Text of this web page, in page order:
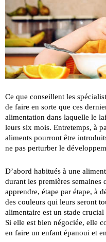
Ce que conseillent les
de faire en sorte que ces
alimentation dans laquelle le
leurs six mois. Entretemps, à
aliments pourront être
ne pas perturber le
D’abord habitués à une
durant les premières
apprendre, étape par étape, à
des couleurs qui leurs seront
alimentaire est un stade
Si elle est bien négociée, elle
en faire un enfant épanoui et